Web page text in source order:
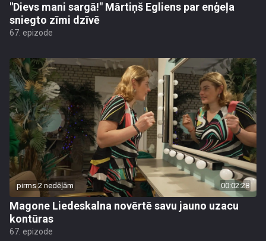
"Dievs mani sargā!" Mārtiņš Egliens par enģeļa
sniegto zīmi dzīvē
67. epizode
pirms 2 nedēļām 00:02:28
Magone Liedeskalna novērtē savu jauno uzacu
kontūras
67. epizode